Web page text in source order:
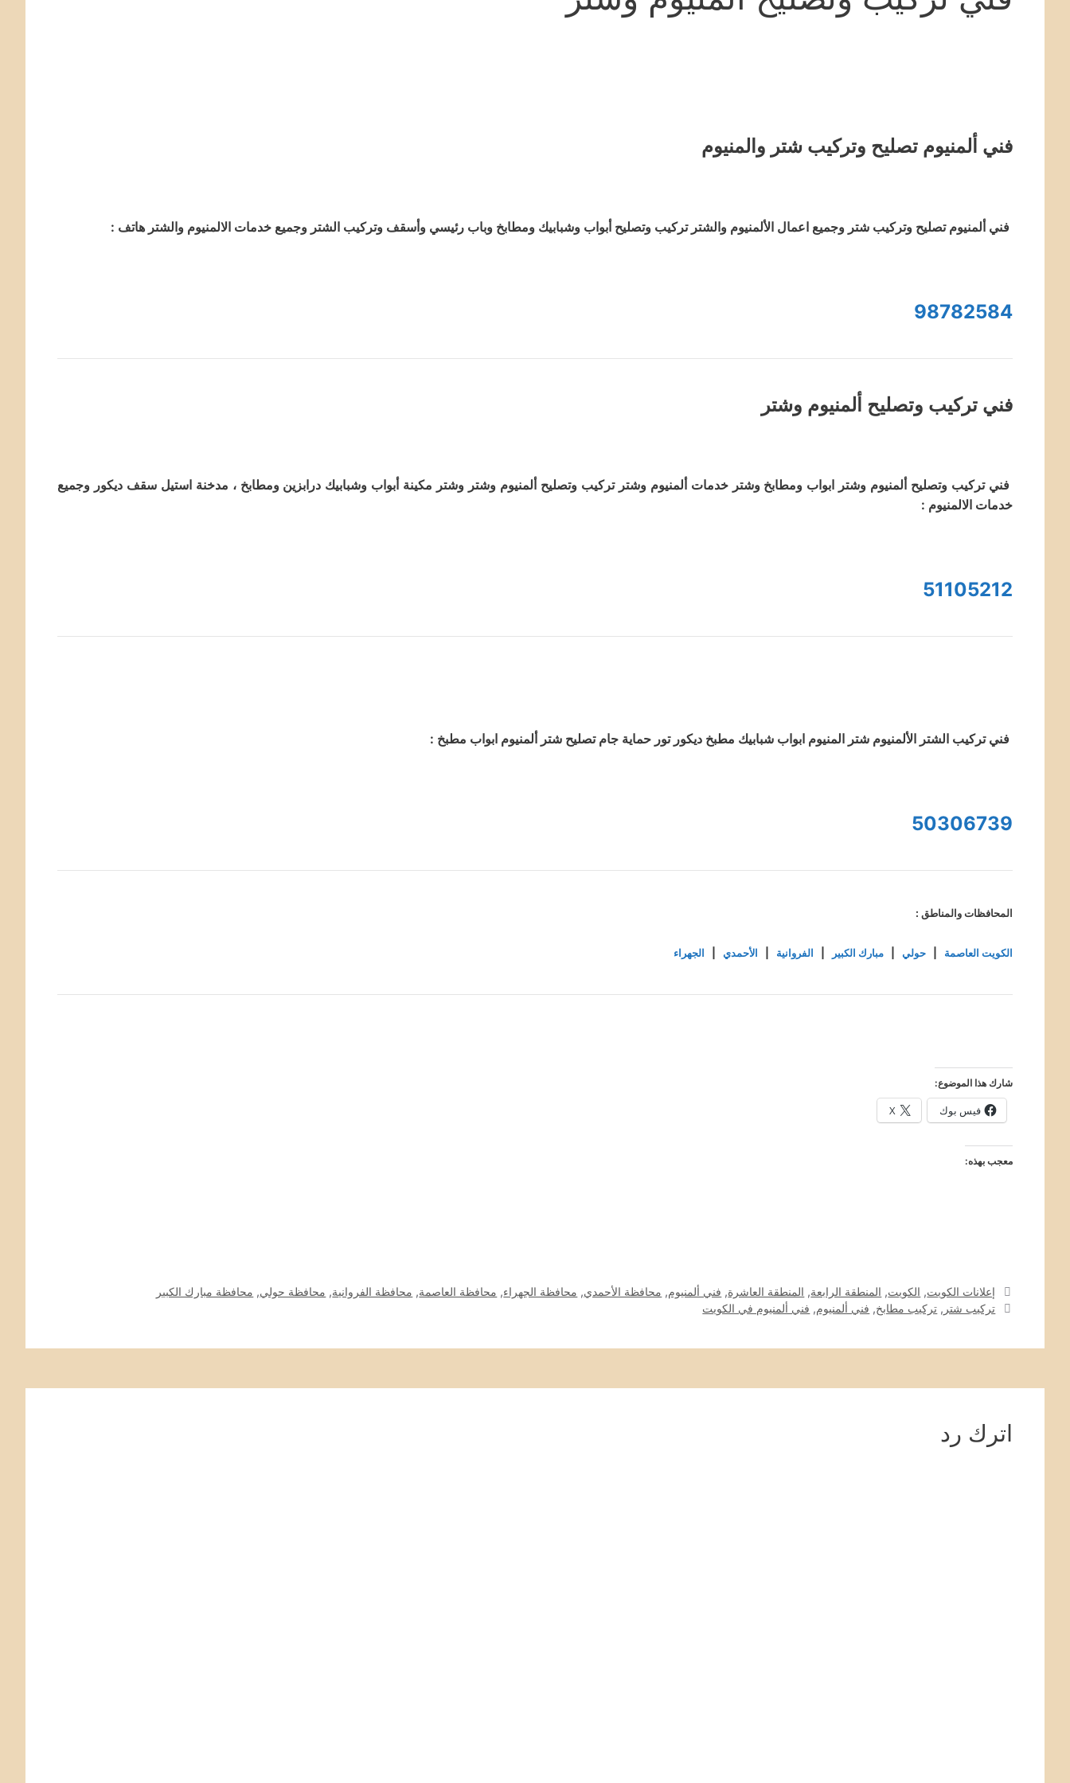
فني ألمنيوم تصليح وتركيب شتر والمنيوم
فني ألمنيوم تصليح وتركيب شتر وجميع اعمال الألمنيوم والشتر تركيب وتصليح أبواب وشبابيك ومطابخ وباب رئيسي وأسقف وتركيب الشتر وجميع خدمات الالمنيوم والشتر هاتف :
98782584
فني تركيب وتصليح ألمنيوم وشتر
فني تركيب وتصليح ألمنيوم وشتر ابواب ومطابخ وشتر خدمات ألمنيوم وشتر تركيب وتصليح ألمنيوم وشتر وشتر مكينة أبواب وشبابيك درابزين ومطابخ ، مدخنة استيل سقف ديكور وجميع
خدمات الالمنيوم :
51105212
فني تركيب الشتر الألمنيوم شتر المنیوم ابواب شبابیك مطبخ دیکور تور حمایة جام تصلیح شتر ألمنيوم ابواب مطبخ :
50306739
المحافظات والمناطق :
الكويت العاصمة حولي مبارك الكبير الفروانية الأحمدي الجهراء
شارك هذا الموضوع:
فيس بوك X
معجب بهذه:
التصنيفات
إعلانات الكويت, الكويت, المنطقة الرابعة, المنطقة العاشرة, فني ألمنيوم, محافظة الأحمدي, محافظة الجهراء, محافظة العاصمة, محافظة الفروانية, محافظة حولي, محافظة مبارك الكبير
الوسوم
تركيب شتر , تركيب مطابخ, فني ألمنيوم, فني ألمنيوم في الكويت
اترك رد